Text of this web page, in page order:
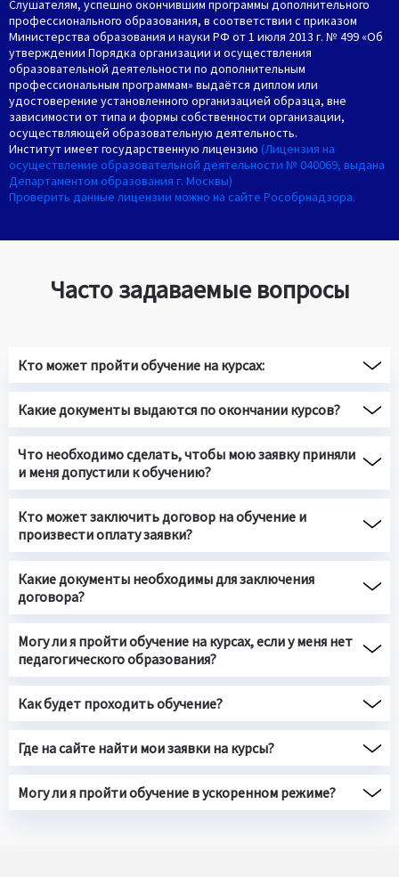
Слушателям, успешно окончившим программы дополнительного
профессионального образования, в соответствии с приказом
Министерства образования и науки РФ от 1 июля 2013 г. № 499 «Об
утверждении Порядка организации и осуществления
образовательной деятельности по дополнительным
профессиональным программам» выдаётся диплом или
удостоверение установленного организацией образца, вне
зависимости от типа и формы собственности организации,
осуществляющей образовательную деятельность.
Институт имеет государственную лицензию (Лицензия на
осуществление образовательной деятельности № 040069, выдана
Департаментом образования г. Москвы)
Проверить данные лицензии можно на сайте Рособрнадзора.
Часто задаваемые вопросы
Кто может пройти обучение на курсах:
Какие документы выдаются по окончании курсов?
Что необходимо сделать, чтобы мою заявку приняли
и меня допустили к обучению?
Кто может заключить договор на обучение и
произвести оплату заявки?
Какие документы необходимы для заключения
договора?
Могу ли я пройти обучение на курсах, если у меня нет
педагогического образования?
Как будет проходить обучение?
Где на сайте найти мои заявки на курсы?
Могу ли я пройти обучение в ускоренном режиме?